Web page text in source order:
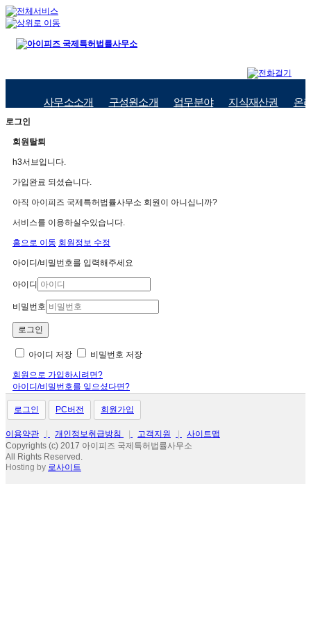
사무소소개 구성원소개 업무분야 지식재산권 온
로그인
회원탈퇴
h3서브입니다.
가입완료 되셨습니다.
아직 아이피즈 국제특허법률사무소 회원이 아니십니까?
서비스를 이용하실수있습니다.
홈으로 이동 회원정보 수정
아이디/비밀번호를 입력해주세요
아이디
비밀번호
아이디 저장 비밀번호 저장
회원으로 가입하시려면?
아이디/비밀번호를 잊으셨다면?
로그인 PC버전 회원가입
이용약관 개인정보취급방침 고객지원
사이트맵
Copyrights (c) 2017 아이피즈 국제특허법률사무소
All Rights Reserved.
Hosting by 로사이트